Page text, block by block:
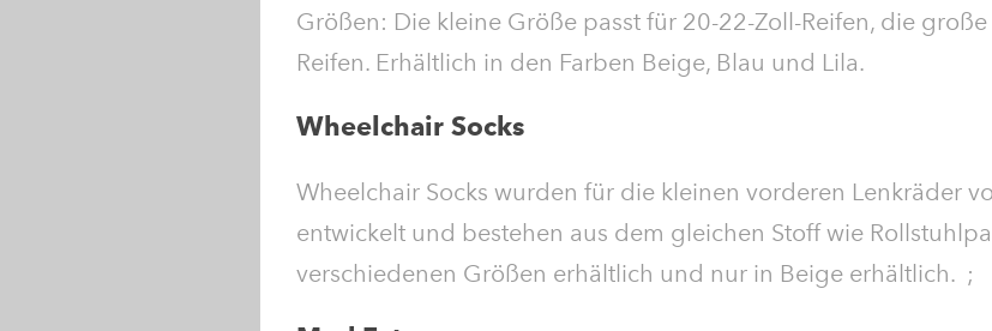
Größen: Die kleine Größe passt für 20-22-Zoll-Reifen, die
Reifen. Erhältlich in den Farben Beige, Blau und Lila.
Wheelchair Socks
Wheelchair Socks wurden für die kleinen vorderen Lenkräder
entwickelt und bestehen aus dem gleichen Stoff wie
verschiedenen Größen erhältlich und nur in Beige erhältlich. ;